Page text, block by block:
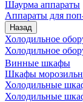
Шаурма аппараты
Аппараты для
Назад
Холодильное
Холодильное
Винные шкафы
Шкафы
Холодильные
Холодильные